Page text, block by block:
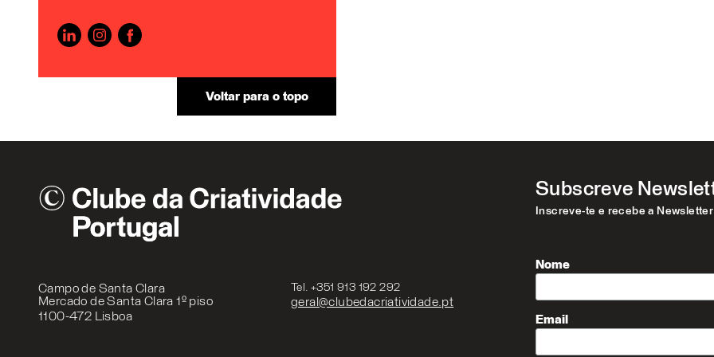
Voltar para o topo
Campo de Santa Clara
Mercado de Santa Clara 1º piso
1100-472 Lisboa
Tel. +351 913 192 292
geral@clubedacriatividade.pt
Subscreve
Inscreve-te e recebe a Newsletter
Nome
Email